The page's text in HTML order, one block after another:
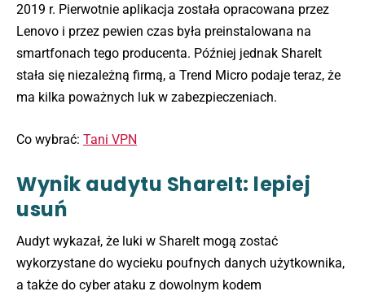
2019 r. Pierwotnie aplikacja została opracowana przez
Lenovo i przez pewien czas była preinstalowana na
smartfonach tego producenta. Później jednak ShareIt
stała się niezależną firmą, a Trend Micro podaje teraz, że
ma kilka poważnych luk w zabezpieczeniach.
Co wybrać: Tani VPN
Wynik audytu ShareIt: lepiej
usuń
Audyt wykazał, że luki w ShareIt mogą zostać
wykorzystane do wycieku poufnych danych użytkownika,
a także do cyber ataku z dowolnym kodem